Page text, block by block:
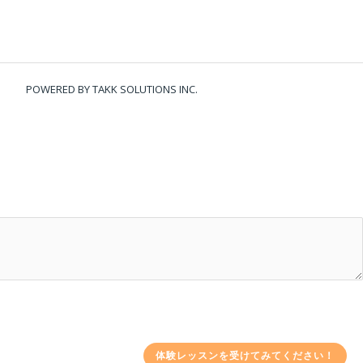
体験レッスンを受けてみてください！
POWERED BY TAKK SOLUTIONS INC.